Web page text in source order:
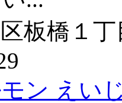
板橋１
ン えい